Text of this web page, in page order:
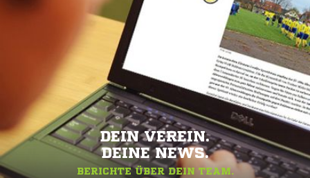
DEIN VEREIN.
DEINE NEWS.
BERICHTE ÜBER DEIN TEAM.